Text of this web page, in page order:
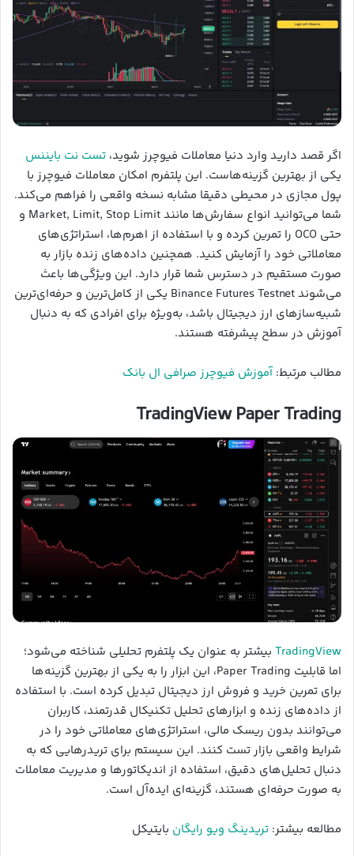
اگر قصد دارید وارد دنیا معاملات فیوچرز شوید، تست نت بایننس
یکی از بهترین گزینه‌هاست. این پلتفرم امکان معاملات فیوچرز با
پول مجازی در محیطی دقیقا مشابه نسخه واقعی را فراهم می‌کند.
شما می‌توانید انواع سفارش‌ها مانند Market, Limit, Stop Limit و
حتی OCO را تمرین کرده و با استفاده از اهرم‌ها، استراتژی‌های
معاملاتی خود را آزمایش کنید. همچنین داده‌های زنده بازار به
صورت مستقیم در دسترس شما قرار دارد. این ویژگی‌ها باعث
می‌شوند Binance Futures Testnet یکی از کامل‌ترین و حرفه‌ای‌ترین
شبیه‌سازهای ارز دیجیتال باشد، به‌ویژه برای افرادی که به دنبال
آموزش در سطح پیشرفته هستند.
مطالب مرتبط:آموزش فیوچرز صرافی ال بانک
TradingView Paper Trading
TradingView بیشتر به عنوان یک پلتفرم تحلیلی شناخته می‌شود؛
اما قابلیت Paper Trading، این ابزار را به یکی از بهترین گزینه‌ها
برای تمرین خرید و فروش ارز دیجیتال تبدیل کرده است. با استفاده
از داده‌های زنده و ابزارهای تحلیل تکنیکال قدرتمند، کاربران
می‌توانند بدون ریسک مالی، استراتژی‌های معاملاتی خود را در
شرایط واقعی بازار تست کنند. این سیستم برای تریدرهایی که به
دنبال تحلیل‌های دقیق، استفاده از اندیکاتورها و مدیریت معاملات
به صورت حرفه‌ای هستند، گزینه‌ای ایده‌آل است.
مطالعه بیشتر: تریدینگ ویو رایگان بایتیکل